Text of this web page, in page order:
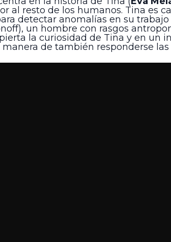
al resto de los humanos. Tina es
detectar anomalías en su
un hombre con rasgos
la curiosidad de Tina y en un
de también responderse